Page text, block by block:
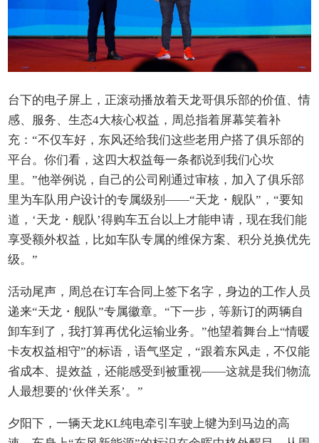
台下的电子屏上，正滚动播放着天龙哥俱乐部的价值、情
感、服务、生态4大核心权益，周总指着屏幕笑着补
充：“不仅车好，东风还给我们这些老用户搭了俱乐部的
平台。你们看，这四大权益每一条都说到我们心坎
里。”他举例说，自己的公司刚通过审核，加入了俱乐部
里为车队用户设计的专属级别——“天龙・舰队”，“要知
道，‘天龙・舰队’得购车五台以上才能申请，现在我们能
享受额外权益，比如车队专属的维保方案、积分兑换优先
级。”
活动尾声，周总在订车合同上签下名字，身边的工作人员
递来“天龙・舰队”专属徽章。“下一步，等新订的两辆自
卸车到了，我打算再优化运输业务。”他望着舞台上“情暖
卡友权益相守”的标语，语气坚定，“跟着东风走，不仅能
省成本、提效益，还能感受到被重视——这就是我们物流
人最想要的‘伙伴关系’。”
夕阳下，一辆天龙KL纯电牵引车驶上犍为到马边的高